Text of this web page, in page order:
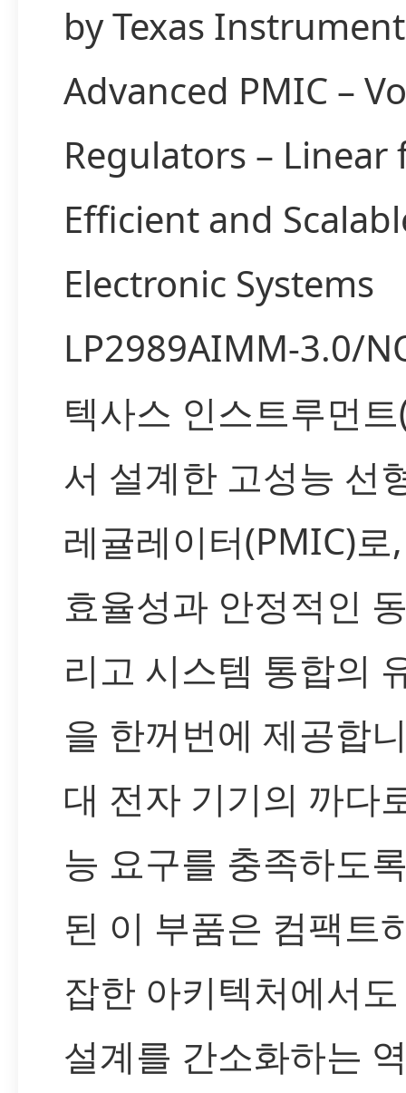
by Texas
Advanced PMIC –
Regulators – Linear
Efficient and
Electronic Systems
LP2989AIMM-3.0/
텍사스 인스트루먼
서 설계한 고성능 선
레귤레이터(PMIC)로
효율성과 안정적인
리고 시스템 통합의
을 한꺼번에 제공합
대 전자 기기의 까다
능 요구를 충족하도
된 이 부품은 컴팩트
잡한 아키텍처에서
설계를 간소화하는